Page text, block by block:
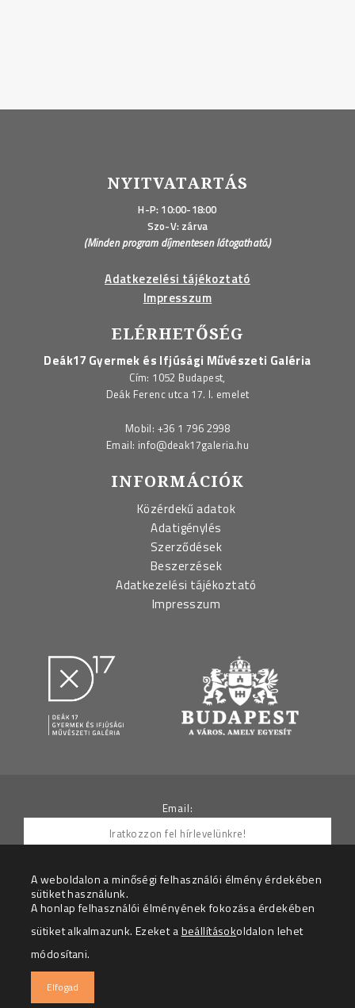
NYITVATARTÁS
H-P: 10:00-18:00
Szo-V: zárva
(Minden program díjmentesen látogatható.)
Adatkezelési tájékoztató
Impresszum
ELÉRHETŐSÉG
Deák17 Gyermek és Ifjúsági Művészeti Galéria
Cím: 1052 Budapest,
Deák Ferenc utca 17. I. emelet
Mobil: +36 1 796 2998
Email: info@deak17galeria.hu
INFORMÁCIÓK
Közérdekű adatok
Adatigénylés
Szerződések
Beszerzések
Adatkezelési tájékoztató
Impresszum
Email:
Hozzájárulok ahhoz, hogy az Adatkezelő részemre
Az adatkezelési tájékoztatót megértettem.
© 2026 – Deák 17 Gyermek és Ifjúsági Galéria – Minden
A weboldalon a minőségi felhasználói élmény érdekében
sütiket használunk.
A honlap felhasználói élményének fokozása érdekében
sütiket alkalmazunk. Ezeket abeállításokoldalon lehet
módosítani.
Elfogad